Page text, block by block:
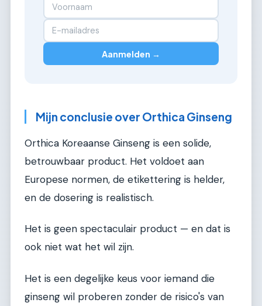
Aanmelden →
Mijn conclusie over Orthica Ginseng
Orthica Koreaanse Ginseng is een solide,
betrouwbaar product. Het voldoet aan
Europese normen, de etikettering is helder,
en de dosering is realistisch.
Het is geen spectaculair product — en dat is
ook niet wat het wil zijn.
Het is een degelijke keus voor iemand die
ginseng wil proberen zonder de risico's van